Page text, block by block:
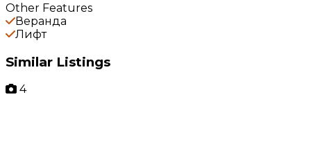
Other Features
Веранда
Лифт
Similar Listings
4